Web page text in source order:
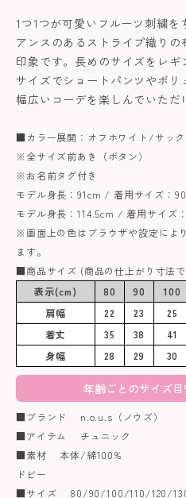
1つ1つが可愛いフルーツ刺繍
アンスのあるストライプ織り
印象です。長めのサイズをレ
サイズでショートパンツやボ
幅広いコーデを楽しんでいた
■カラー展開：オフホワイト/サック
※全サイズ前あき（ボタン）
※お名前タグ付き
モデル身長：91cm / 着用サイズ：
モデル身長：114.5cm / 着用サイズ
※画面上の色はブラウザや設定によ
ます。
■商品サイズ (商品の仕上がり寸法
表示(cm)
80 90 100
肩幅
22 23 25
着丈
35 38 41
身幅
28 29 30
年齢ごとのサイズ
■ブランド n.o.u.s（ノウズ）
■アイテム チュニック
■素材 本体/綿100%
ドビー
■サイズ 80/90/100/110/120/